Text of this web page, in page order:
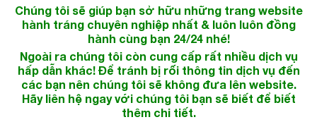
Chúng tôi sẽ giúp bạn sở hữu những trang website
hành tráng chuyên nghiệp nhất & luôn luôn đồng
hành cùng bạn 24/24 nhé!
Ngoài ra chúng tôi còn cung cấp rất nhiều dịch vụ
hấp dẫn khác! Để tránh bị rối thông tin dịch vụ đến
các bạn nên chúng tôi sẽ không đưa lên website.
Hãy liên hệ ngay với chúng tôi bạn sẽ biết để biết
thêm chi tiết.